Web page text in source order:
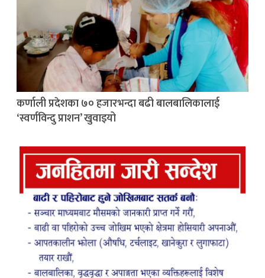
कर्णाली प्रदेशका ७० हजारभन्दा बढी बालबालिकालाई
‘स्वर्णविन्दु प्राशन’ खुवाइयो